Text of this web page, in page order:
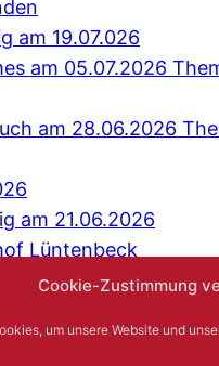
Cookie-Zustimmung
um unsere Website und
am 19.07.026
am 05.07.2026
am 28.06.2026
am 21.06.2026
Lüntenbeck
Niemand sagt gerne:
am 17.05.2026